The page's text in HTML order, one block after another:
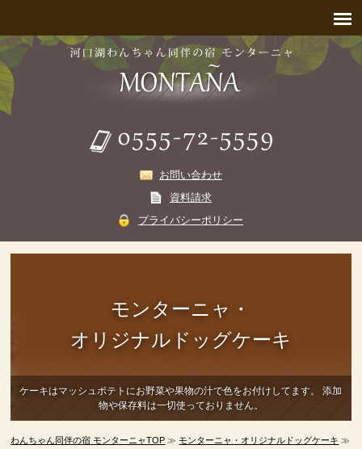
お問い合わせ
資料請求
プライバシーポリシー
モンターニャ・
オリジナルドッグケーキ
ケーキはマッシュポテトにお野菜や果物の汁で色をお付けしてます。
添加
物や保存料は一切使っておりません。
わんちゃん同伴の宿 モンターニャTOP ≫モンターニャ・オリジナルドッグケーキ ≫